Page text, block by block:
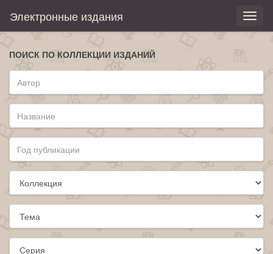
Электронные издания
ПОИСК ПО КОЛЛЕКЦИИ ИЗДАНИЙ